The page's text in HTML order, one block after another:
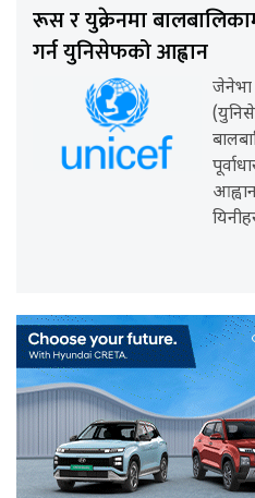
रूस र युक्रेनमा
गर्न युनिसेफको आह्वान
जेनेभा